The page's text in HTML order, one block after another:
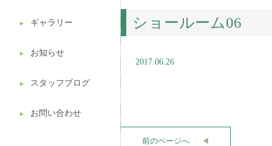
▶︎ ギャラリー
▶︎ お知らせ
▶︎ スタッフブログ
▶︎ お問い合わせ
造園ガーデニング
植木処分
ショールーム06
2017.06.26
前のページへ ◀︎